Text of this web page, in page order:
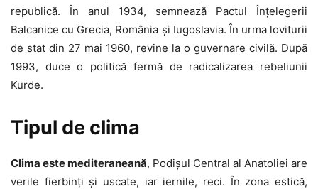
republică. În anul 1934, semnează Pactul Înțelegerii
Balcanice cu Grecia, România și Iugoslavia. În urma loviturii
de stat din 27 mai 1960, revine la o guvernare civilă. După
1993, duce o politică fermă de radicalizarea rebeliunii
Kurde.
Tipul de clima
Clima este mediteraneană, Podișul Central al Anatoliei are
verile fierbinți și uscate, iar iernile, reci. În zona estică,